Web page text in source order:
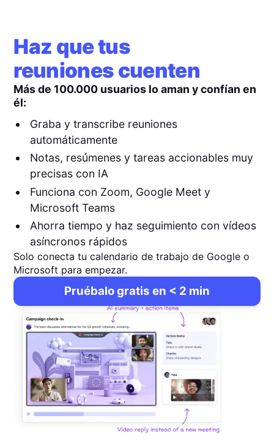
Haz que tus
reuniones cuenten
Más de 100.000 usuarios lo aman y confían en
él:
Graba y transcribe reuniones
automáticamente
Notas, resúmenes y tareas accionables muy
precisas con IA
Funciona con Zoom, Google Meet y
Microsoft Teams
Ahorra tiempo y haz seguimiento con vídeos
asíncronos rápidos
Solo conecta tu calendario de trabajo de Google o
Microsoft para empezar.
Pruébalo gratis en < 2 min